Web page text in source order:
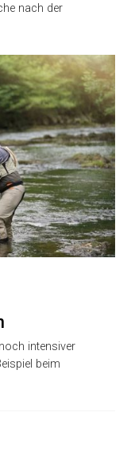
nach der
intensiver
beim